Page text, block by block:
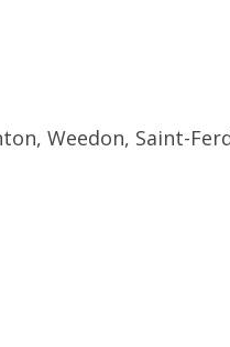
Weedon, Saint-